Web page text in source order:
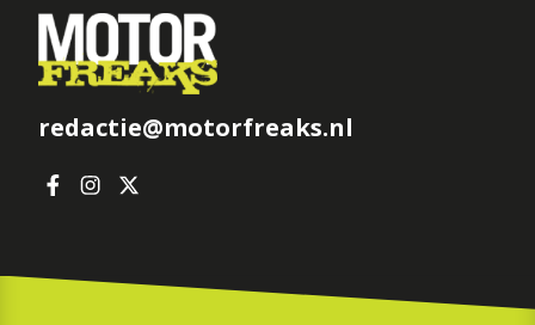
redactie@motorfreaks.nl